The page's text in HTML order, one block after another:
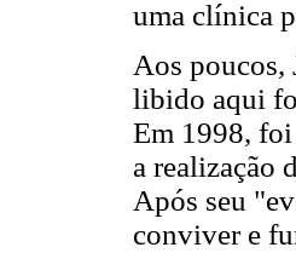
uma clínica
Aos poucos,
libido aqui
Em 1998, foi
a realização
Após seu
conviver e